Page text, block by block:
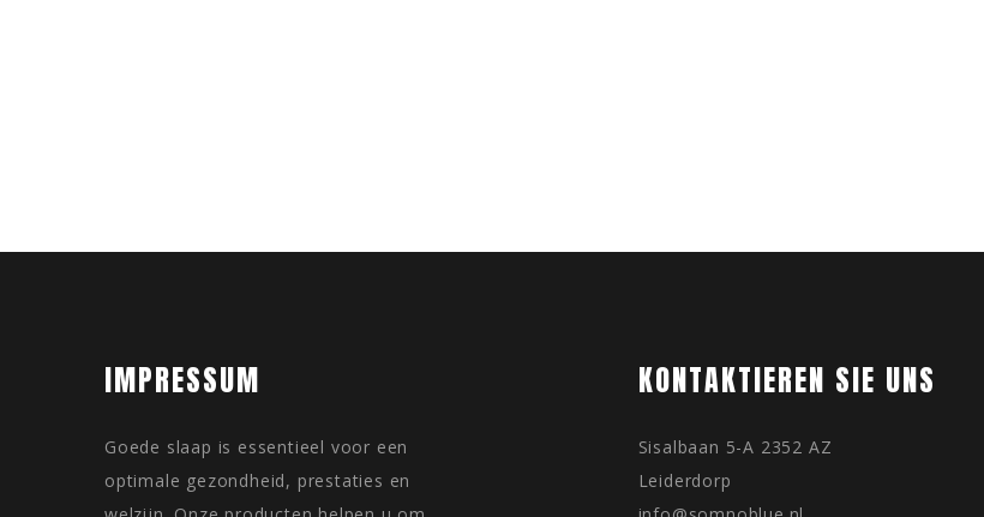
IMPRESSUM
Goede slaap is essentieel voor een
optimale gezondheid, prestaties en
KONTAKTIEREN SIE UNS
Sisalbaan 5-A 2352 AZ
Leiderdorp